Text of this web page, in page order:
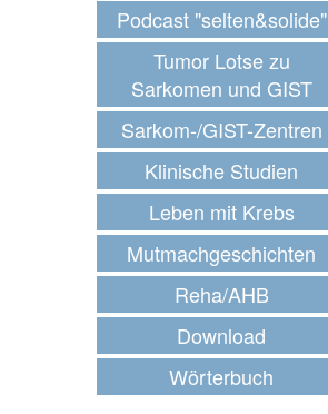
Podcast "selten&solide"
Tumor Lotse zu
Sarkomen und GIST
Sarkom-/GIST-Zentren
Klinische Studien
Leben mit Krebs
Mutmachgeschichten
Reha/AHB
Download
Wörterbuch